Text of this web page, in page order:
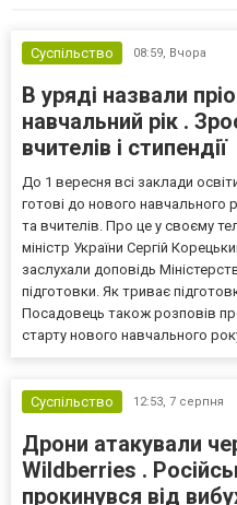
Суспільство 08:59, Вчора
В уряді назвали
навчальний рік .
вчителів і стипендії
До 1 вересня всі заклади
готові до нового навчального
та вчителів. Про це у своєму
міністр України Сергій
заслухали доповідь
підготовки. Як триває
Посадовець також розповів
старту нового навчального
Суспільство 12:53, 7 серпня
Дрони атакували
Wildberries .
прокинувся від